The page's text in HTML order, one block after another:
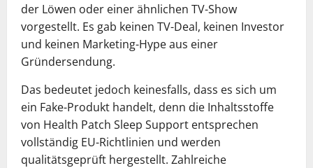
der Löwen oder einer ähnlichen TV-Show
vorgestellt. Es gab keinen TV-Deal, keinen Investor
und keinen Marketing-Hype aus einer
Gründersendung.
Das bedeutet jedoch keinesfalls, dass es sich um
ein Fake-Produkt handelt, denn die Inhaltsstoffe
von Health Patch Sleep Support entsprechen
vollständig EU-Richtlinien und werden
qualitätsgeprüft hergestellt. Zahlreiche